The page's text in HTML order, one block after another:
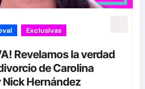
Exclusivas
Revelamos la verdad
de Carolina
Nick Hernández